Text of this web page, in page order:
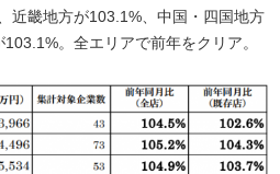
近畿地方が103.1%、中国・四国地方
。全エリアで前年をクリア。